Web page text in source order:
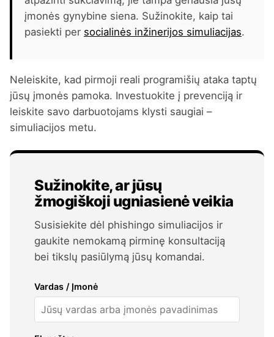
įmonės gynybine siena. Sužinokite, kaip tai
pasiekti per socialinės inžinerijos simuliacijas.
Neleiskite, kad pirmoji reali programišių ataka taptų
jūsų įmonės pamoka. Investuokite į prevenciją ir
leiskite savo darbuotojams klysti saugiai –
simuliacijos metu.
Sužinokite, ar jūsų
žmogiškoji ugniasienė veikia
Susisiekite dėl phishingo simuliacijos ir
gaukite nemokamą pirminę konsultaciją
bei tikslų pasiūlymą jūsų komandai.
Vardas / Įmonė